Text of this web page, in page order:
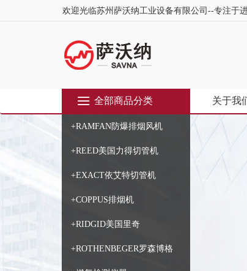
欢迎光临苏州萨沃纳工业设备有限公司--专注于
全部商品分类
+RAMFAN防爆排烟风机
+REED美国力得切管机
+EXACT依艾特切管机
+COPPUS排烟机
+RIDGID美国里奇
+ROTHENBEGER罗森博格
关于我